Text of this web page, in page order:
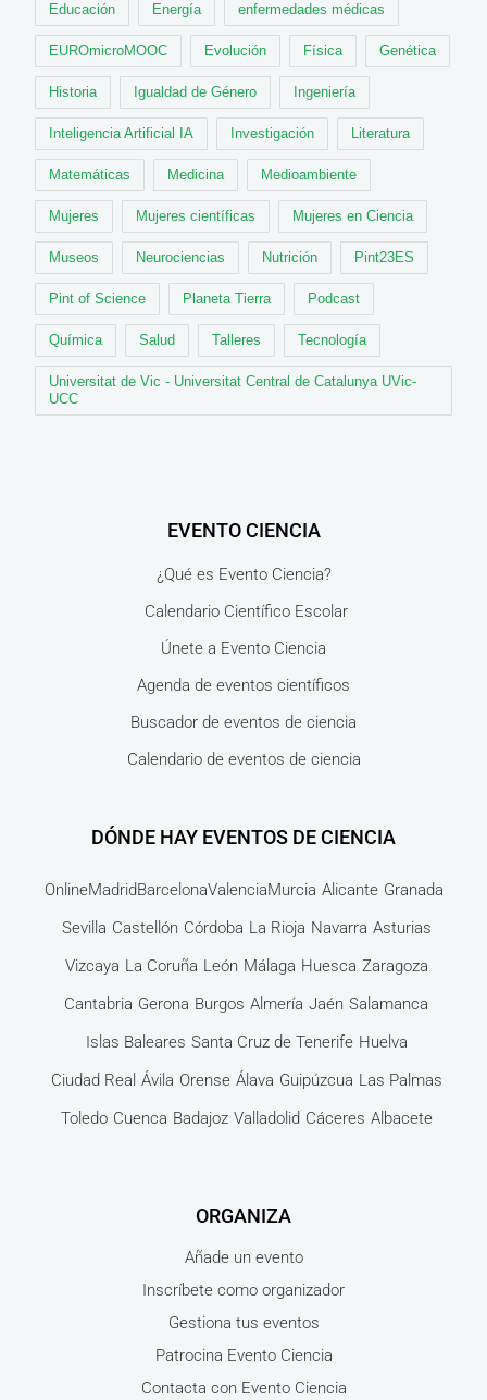
Educación Energía enfermedades médicas
EUROmicroMOOC Evolución Física Genética
Historia Igualdad de Género Ingeniería
Inteligencia Artificial IA Investigación Literatura
Matemáticas Medicina Medioambiente
Mujeres Mujeres científicas Mujeres en Ciencia
Museos Neurociencias Nutrición Pint23ES
Pint of Science Planeta Tierra Podcast
Química Salud Talleres Tecnología
Universitat de Vic - Universitat Central de Catalunya UVic-
UCC
EVENTO CIENCIA
¿Qué es Evento Ciencia?
Calendario Científico Escolar
Únete a Evento Ciencia
Agenda de eventos científicos
Buscador de eventos de ciencia
Calendario de eventos de ciencia
DÓNDE HAY EVENTOS DE CIENCIA
OnlineMadridBarcelonaValenciaMurcia Alicante Granada
Sevilla Castellón Córdoba La Rioja Navarra Asturias
Vizcaya La Coruña León Málaga Huesca Zaragoza
Cantabria Gerona Burgos Almería Jaén Salamanca
Islas Baleares Santa Cruz de Tenerife Huelva
Ciudad Real Ávila Orense Álava Guipúzcua Las Palmas
Toledo Cuenca Badajoz Valladolid Cáceres Albacete
ORGANIZA
Añade un evento
Inscríbete como organizador
Gestiona tus eventos
Patrocina Evento Ciencia
Contacta con Evento Ciencia